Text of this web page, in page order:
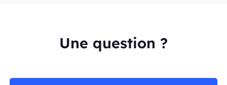
Une question ?